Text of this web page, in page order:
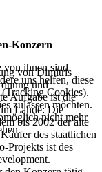
Konzern
von Dimitris
und
Aufgabe ist die
Lande: Die
bis 2002 der alte
des staatlichen
Projekts ist des
von ihnen sind
uns helfen, diese
Cookies).
zulassen möchten.
nicht mehr